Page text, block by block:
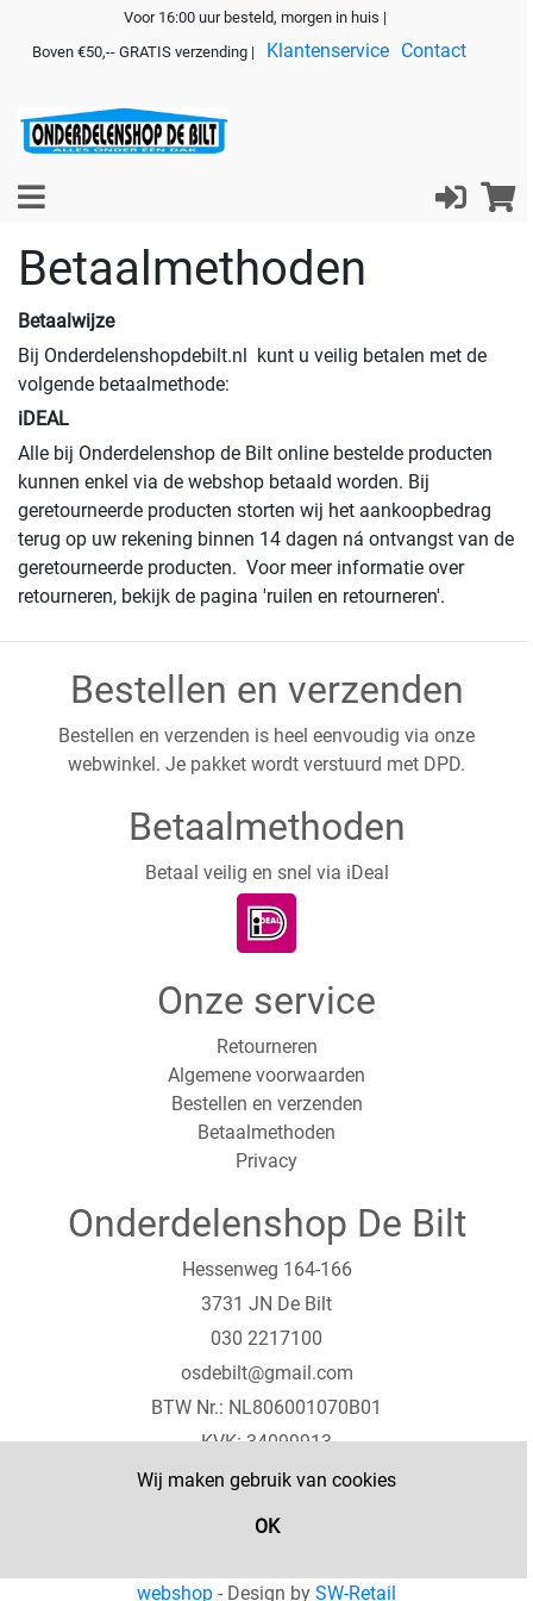
Wij maken gebruik van cookies
OK
Voor 16:00 uur besteld, morgen in huis |
Boven €50,-- GRATIS verzending |
Klantenservice Contact
Betaalmethoden
Betaalwijze
Bij Onderdelenshopdebilt.nl kunt u veilig betalen met de
volgende betaalmethode:
iDEAL
Alle bij Onderdelenshop de Bilt online bestelde producten
kunnen enkel via de webshop betaald worden. Bij
geretourneerde producten storten wij het aankoopbedrag
terug op uw rekening binnen 14 dagen ná ontvangst van de
geretourneerde producten. Voor meer informatie over
retourneren, bekijk de pagina 'ruilen en retourneren'.
Bestellen en verzenden
Bestellen en verzenden is heel eenvoudig via onze
webwinkel. Je pakket wordt verstuurd met DPD.
Betaalmethoden
Betaal veilig en snel via iDeal
Onze service
Retourneren
Algemene voorwaarden
Bestellen en verzenden
Betaalmethoden
Privacy
Onderdelenshop De Bilt
Hessenweg 164-166
3731 JN De Bilt
030 2217100
osdebilt@gmail.com
BTW Nr.: NL806001070B01
KVK: 34099913
IBAN: NL22RABO156333589
webshop - Design by SW-Retail